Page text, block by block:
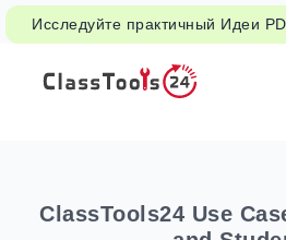
Исследуйте практичный Идеи
чтения в классе, раздаточных
и студенческой работы.
ClassTools24 Use